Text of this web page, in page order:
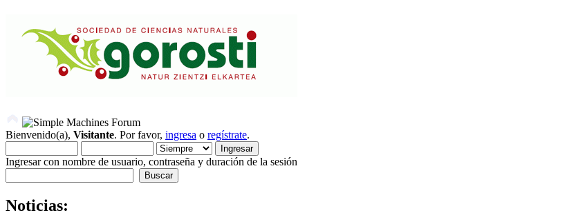
Bienvenido(a), Visitante. Por favor, ingresa o regístrate.
Ingresar con nombre de usuario, contraseña y duración de la sesión
Noticias: